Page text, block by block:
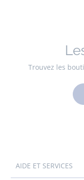
Trouvez les
AIDE ET SERVICES